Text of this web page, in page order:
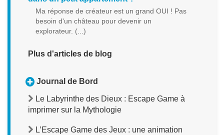
Ma réponse de créateur est un grand OUI ! Pas
besoin d'un château pour devenir un
explorateur. (...)
Plus d'articles de blog
Journal de Bord
Le Labyrinthe des Dieux : Escape Game à
imprimer sur la Mythologie
L’Escape Game des Jeux : une animation